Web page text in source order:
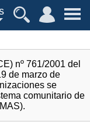
nº 761/2001 del
de marzo de
se
comunitario de